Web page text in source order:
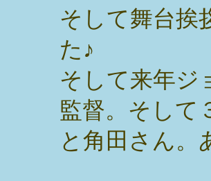
そして舞台挨
た♪
そして来年ジ
監督。そして
と角田さん。